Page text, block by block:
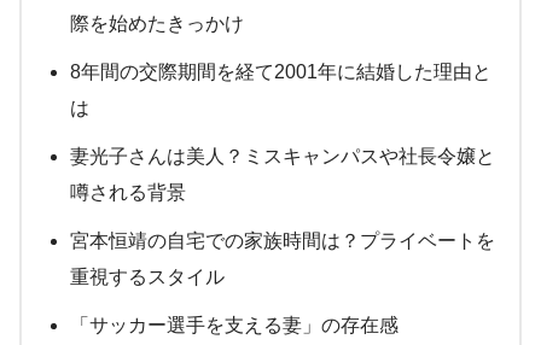
際を始めたきっかけ
8年間の交際期間を経て2001年に結婚した理由と
は
妻光子さんは美人？ミスキャンパスや社長令嬢と
噂される背景
宮本恒靖の自宅での家族時間は？プライベートを
重視するスタイル
「サッカー選手を支える妻」の存在感